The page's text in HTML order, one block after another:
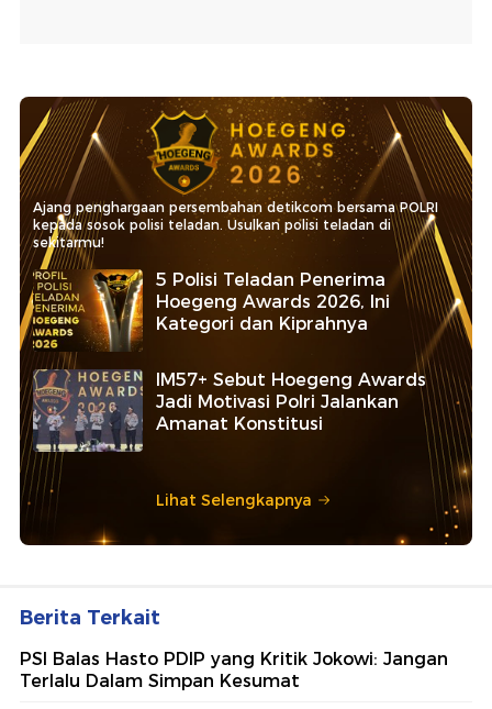
Ajang penghargaan persembahan detikcom bersama POLRI
kepada sosok polisi teladan. Usulkan polisi teladan di
sekitarmu!
5 Polisi Teladan Penerima
Hoegeng Awards 2026, Ini
Kategori dan Kiprahnya
IM57+ Sebut Hoegeng Awards
Jadi Motivasi Polri Jalankan
Amanat Konstitusi
Lihat Selengkapnya
Berita Terkait
PSI Balas Hasto PDIP yang Kritik Jokowi: Jangan
Terlalu Dalam Simpan Kesumat